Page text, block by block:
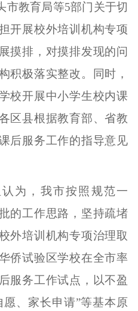
市教育局等5部门关于切
开展校外培训机构专项
摸排，对摸排发现的问
积极落实整改。同时，
校开展中小学生校内课
区县根据教育部、省教
后服务工作的指导意见
为，我市按照规范一
的工作思路，坚持疏堵
外培训机构专项治理取
侨试验区学校在全市率
服务工作试点，以不盈
、家长申请”等基本原